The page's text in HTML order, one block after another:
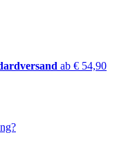
ab € 54,90